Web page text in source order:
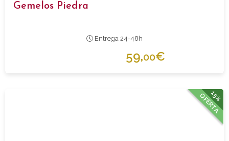
Gemelos Piedra
Entrega 24-48h
59,00€
15%
OFERTA